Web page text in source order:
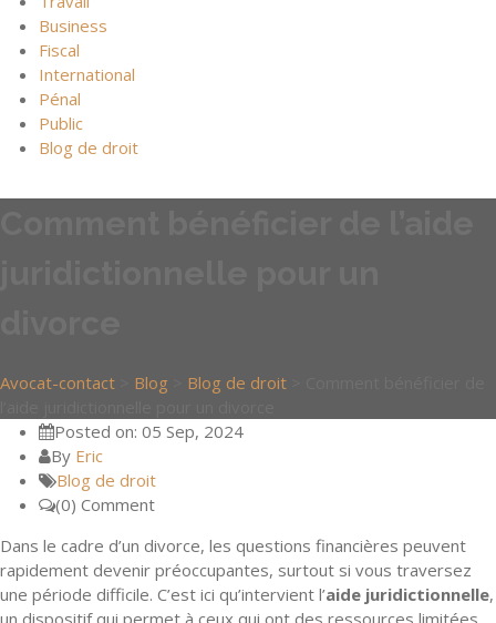
Business
Fiscal
International
Pénal
Public
Blog de droit
Avocat-contact Blog Blog de droit
Posted on: 05 Sep, 2024
By Eric
Blog de droit
(0) Comment
Dans le cadre d’un divorce, les questions financières peuvent
rapidement devenir préoccupantes, surtout si vous traversez
une période difficile. C’est ici qu’intervient l’aide juridictionnelle,
un dispositif qui permet à ceux qui ont des ressources limitées